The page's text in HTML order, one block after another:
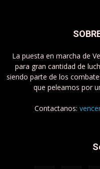
La puesta en marcha de
para gran cantidad de
siendo parte de los
que peleamos por
Contactanos: